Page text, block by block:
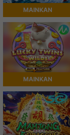
MAINKAN
MAINKAN